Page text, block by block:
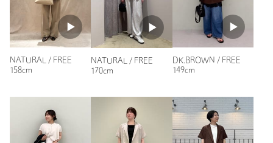
XS-S(SHORT-36) FREE
素材 ポリエステル51％ トリアセテート49％
洗濯表示 洗濯機洗い可 洗濯表示について
原産国 ベトナム製
7人が参考になったと回答
参考になった
ニックネーム： あお
投稿日： 2026年5月21日
NATURAL / FREE
158cm
NATURAL / FREE
170cm
DK.BROWN / FREE
149cm